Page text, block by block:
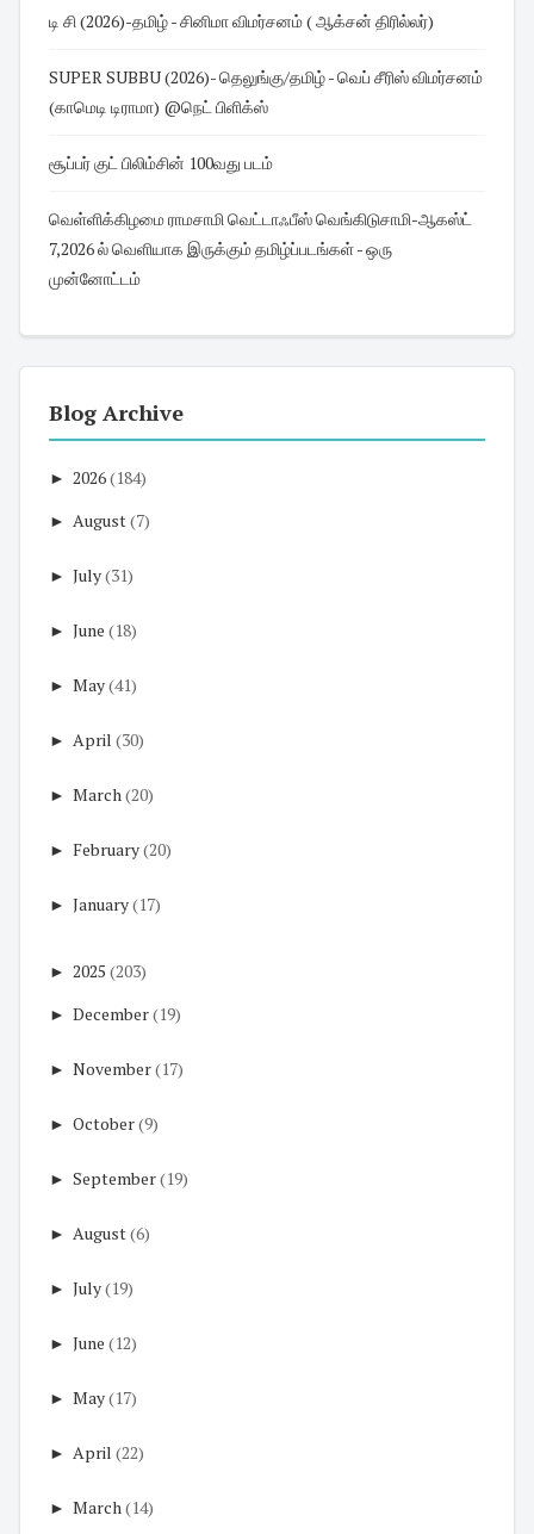
டி சி (2026)-தமிழ் - சினிமா விமர்சனம் ( ஆக்சன் திரில்லர்)
SUPER SUBBU (2026)- தெலுங்கு/தமிழ் - வெப் சீரிஸ் விமர்சனம்
(காமெடி டிராமா) @நெட் பிளிக்ஸ்
சூப்பர் குட் பிலிம்சின் 100வது படம்
வெள்ளிக்கிழமை ராமசாமி வெட்டாஃபீஸ் வெங்கிடுசாமி-ஆகஸ்ட்
7,2026 ல் வெளியாக இருக்கும் தமிழ்ப்படங்கள் - ஒரு
முன்னோட்டம்
Blog Archive
► 2026(184)
► August(7)
► July(31)
► June (18)
► May(41)
► April (30)
► March (20)
► February(20)
► January(17)
► 2025 (203)
► December(19)
► November(17)
► October(9)
► September(19)
► August(6)
► July(19)
► June (12)
► May(17)
► April (22)
► March (14)